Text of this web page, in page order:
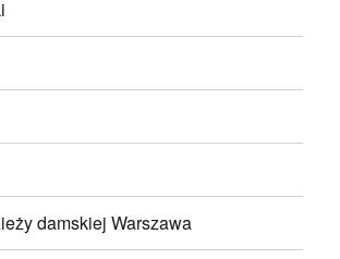
damskiej Warszawa